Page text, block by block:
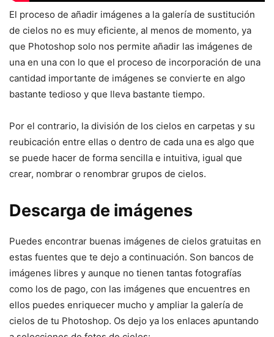
El proceso de añadir imágenes a la galería de sustitución
de cielos no es muy eficiente, al menos de momento, ya
que Photoshop solo nos permite añadir las imágenes de
una en una con lo que el proceso de incorporación de una
cantidad importante de imágenes se convierte en algo
bastante tedioso y que lleva bastante tiempo.
Por el contrario, la división de los cielos en carpetas y su
reubicación entre ellas o dentro de cada una es algo que
se puede hacer de forma sencilla e intuitiva, igual que
crear, nombrar o renombrar grupos de cielos.
Descarga de imágenes
Puedes encontrar buenas imágenes de cielos gratuitas en
estas fuentes que te dejo a continuación. Son bancos de
imágenes libres y aunque no tienen tantas fotografías
como los de pago, con las imágenes que encuentres en
ellos puedes enriquecer mucho y ampliar la galería de
cielos de tu Photoshop. Os dejo ya los enlaces apuntando